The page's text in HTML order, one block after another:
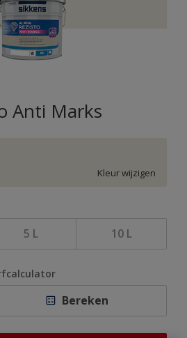
Anti Marks
Kleur wijzigen
5 L 10 L
Bereken